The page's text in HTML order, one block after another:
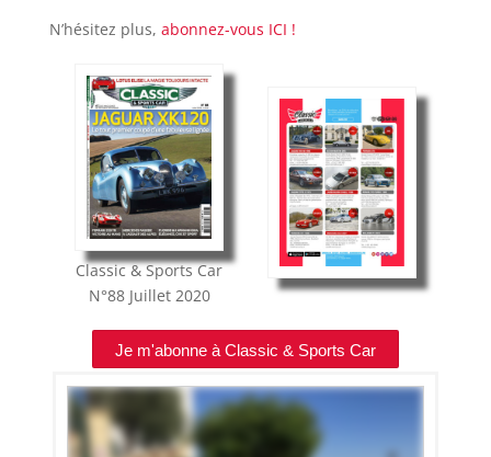
N’hésitez plus, abonnez-vous ICI !
Classic & Sports Car
N°88 Juillet 2020
Je m'abonne à Classic & Sports Car